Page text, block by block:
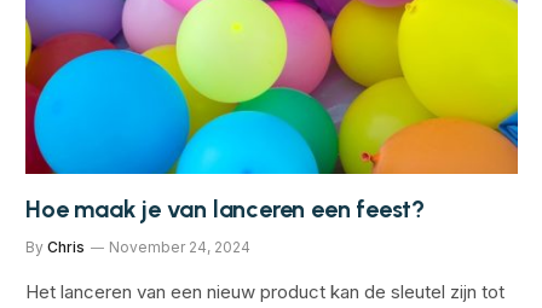
Hoe maak je van lanceren een feest?
By Chris November 24, 2024
Het lanceren van een nieuw product kan de sleutel zijn tot